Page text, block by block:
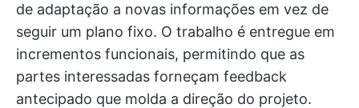
de adaptação a novas informações em vez de
seguir um plano fixo. O trabalho é entregue em
incrementos funcionais, permitindo que as
partes interessadas forneçam feedback
antecipado que molda a direção do projeto.